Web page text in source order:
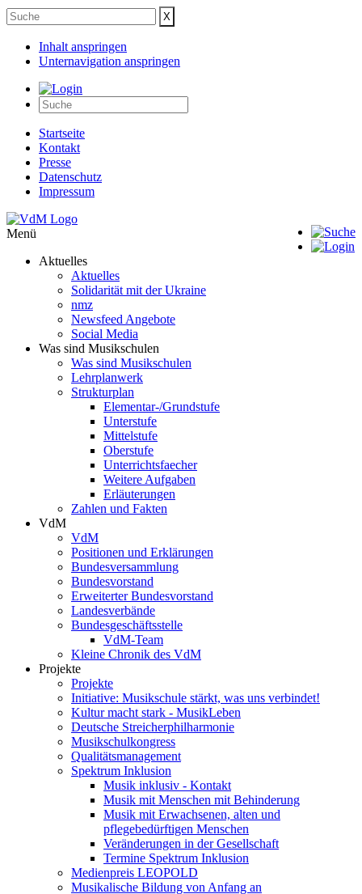
Inhalt anspringen
Unternavigation anspringen
Startseite
Kontakt
Presse
Datenschutz
Impressum
Menü
Aktuelles
Aktuelles
Solidarität mit der Ukraine
nmz
Newsfeed Angebote
Social Media
Was sind Musikschulen
Was sind Musikschulen
Lehrplanwerk
Strukturplan
Elementar-/Grundstufe
Unterstufe
Mittelstufe
Oberstufe
Unterrichtsfaecher
Weitere Aufgaben
Erläuterungen
Zahlen und Fakten
VdM
VdM
Positionen und Erklärungen
Bundesversammlung
Bundesvorstand
Erweiterter Bundesvorstand
Landesverbände
Bundesgeschäftsstelle
VdM-Team
Kleine Chronik des VdM
Projekte
Projekte
Initiative: Musikschule stärkt, was uns verbindet!
Kultur macht stark - MusikLeben
Deutsche Streicherphilharmonie
Musikschulkongress
Qualitätsmanagement
Spektrum Inklusion
Musik inklusiv - Kontakt
Musik mit Menschen mit Behinderung
Musik mit Erwachsenen, alten und
pflegebedürftigen Menschen
Veränderungen in der Gesellschaft
Termine Spektrum Inklusion
Medienpreis LEOPOLD
Musikalische Bildung von Anfang an